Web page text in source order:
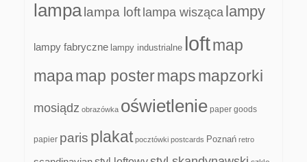
lampa lampa loft lampa wisząca lampy
lampy fabryczne lampy industrialne loftmap
mapamap postermapsmapzorki
mosiądz obrazówka oświetlenie paper goods
papier paris plakat pocztówki postcards Poznań retro